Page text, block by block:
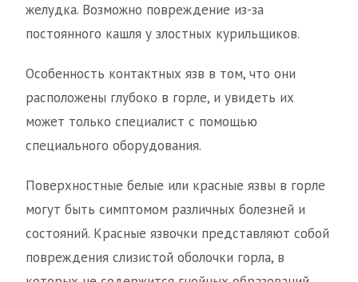
желудка. Возможно повреждение из-за
постоянного кашля у злостных курильщиков.
Особенность контактных язв в том, что они
расположены глубоко в горле, и увидеть их
может только специалист с помощью
специального оборудования.
Поверхностные белые или красные язвы в горле
могут быть симптомом различных болезней и
состояний. Красные язвочки представляют собой
повреждения слизистой оболочки горла, в